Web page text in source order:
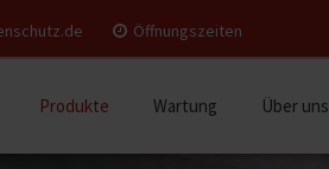
Öffnungszeiten
Produkte Wartung Über uns